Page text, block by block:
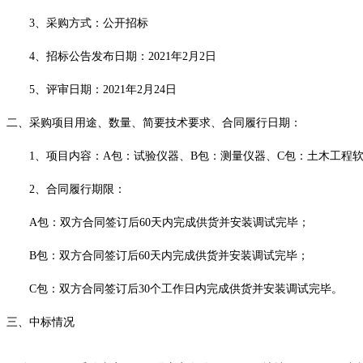
3、采购方式：公开招标
4、招标公告发布日期：2021年2月2日
5、评审日期：2021年2月24日
二、 采购项目用途、数量、简要技术要求、合同履行日期：
1、 项目内容： A包：试验仪器、B包：测量仪器、C包：土木工程
2、 合同履行期限：
A包：双方合同签订后60天内完成供货并安装调试完毕 ；
B包：双方合同签订后60天内完成供货并安装调试完毕 ；
C包：双方合同签订后30个工作日内完成供货并安装调试完毕。
三、中标情况